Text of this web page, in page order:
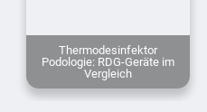
Thermodesinfektor
Podologie: RDG-Geräte im
Vergleich